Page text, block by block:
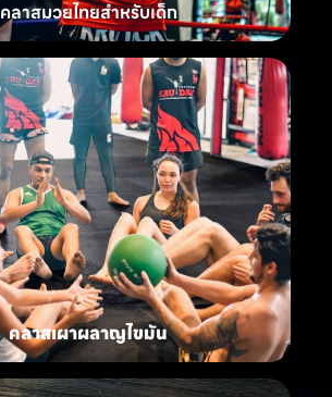
คลาสมวยไทยสำหรับเด็ก
คลาสเผาผลาญไขมัน